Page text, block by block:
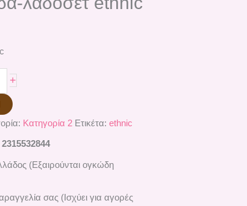
+
Κατηγορία 2 Ετικέτα: ethnic
(Εξαιρούνται ογκώδη
σας (Ισχύει για αγορές